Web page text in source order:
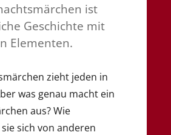
ist
Geschichte mit
Elementen.
zieht jeden in
was genau macht ein
aus? Wie
sich von anderen